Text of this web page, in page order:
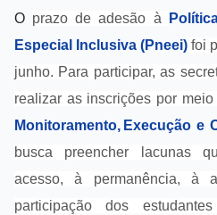
O prazo de adesão à
Especial Inclusiva (Pneei) foi
junho. Para participar, as
realizar as inscrições por meio
Monitoramento, Execução e
busca preencher lacunas
acesso, à permanência, à
participação dos